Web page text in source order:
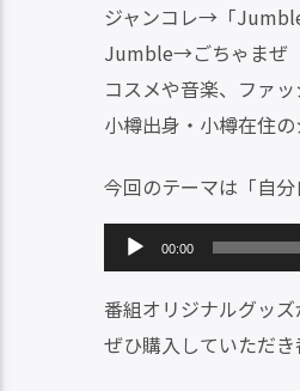
ジャンコレ→「
Jumble→ごちゃま
コスメや音楽、ファ
小樽出身・小樽在住
今回のテーマは「自分
声
プ
レ
00:00
番組オリジナルグッ
ぜひ購入していただき